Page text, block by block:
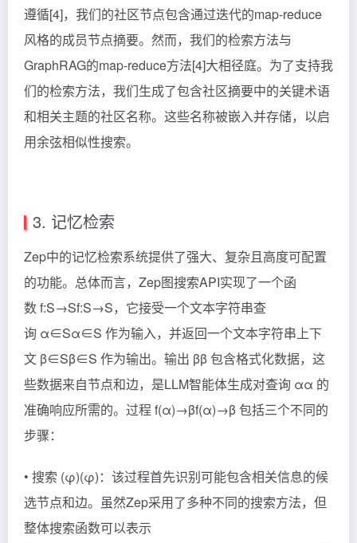
遵循[4]，我们的社区节点包含通过迭代的map-reduce
风格的成员节点摘要。然而，我们的检索方法与
GraphRAG的map-reduce方法[4]大相径庭。为了支持我
们的检索方法，我们生成了包含社区摘要中的关键术语
和相关主题的社区名称。这些名称被嵌入并存储，以启
用余弦相似性搜索。
3. 记忆检索
Zep中的记忆检索系统提供了强大、复杂且高度可配置
的功能。总体而言，Zep图搜索API实现了一个函
数 f:S→Sf:S→S，它接受一个文本字符串查
询 α∈Sα∈S 作为输入，并返回一个文本字符串上下
文 β∈Sβ∈S 作为输出。输出 ββ包含格式化数据，这
些数据来自节点和边，是LLM智能体生成对查询 αα 的
准确响应所需的。过程 f(α)→βf(α)→β包括三个不同的
步骤：
• 搜索 (φ)(φ)：该过程首先识别可能包含相关信息的候
选节点和边。虽然Zep采用了多种不同的搜索方法，但
整体搜索函数可以表示